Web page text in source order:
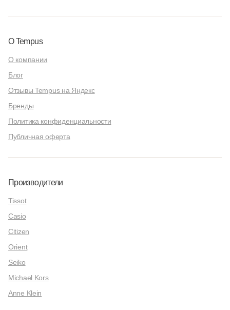
О Tempus
О компании
Блог
Отзывы Tempus на Яндекс
Бренды
Политика конфиденциальности
Публичная оферта
Производители
Tissot
Casio
Citizen
Orient
Seiko
Michael Kors
Anne Klein